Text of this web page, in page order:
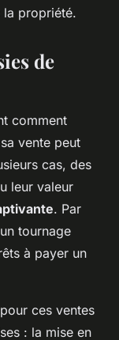
la propriété.
de
comment
vente peut
cas, des
leur valeur
. Par
tournage
à payer un
pour ces ventes
: la mise en